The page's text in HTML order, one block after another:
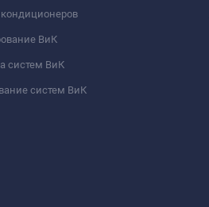
ВиК
систем ВиК
систем ВиК